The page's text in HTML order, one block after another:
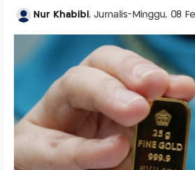
Nur Khabibi, Jurnalis-Minggu, 08